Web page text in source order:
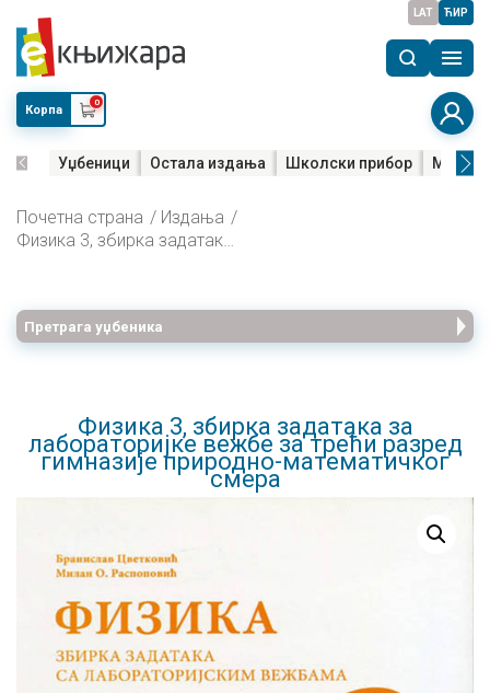
LAT ЋИР
Корпа
0
Уџбеници Остала издања Школски прибор Мала
Почетна страна
Издања
Физика 3, збирка задатака за лабораторијке вежбе за трећи разред гимназије природно-математичког смера
Претрага уџбеника
Физика 3, збирка задатака за
лабораторијке вежбе за трећи разред
гимназије природно-математичког
смера